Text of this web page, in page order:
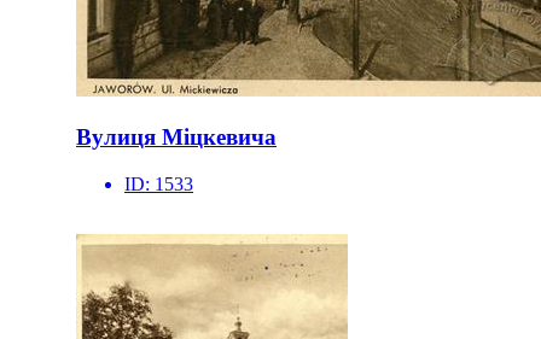
Вулиця Міцкевича
ID: 1533